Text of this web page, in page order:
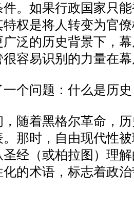
。如果行政国家只
权是将人转变为官
泛的历史背景下，
容易识别的力量在
一个问题：什么是历
随着黑格尔革命，
那时，自由现代性
经（或柏拉图）理
化的术语，标志着政